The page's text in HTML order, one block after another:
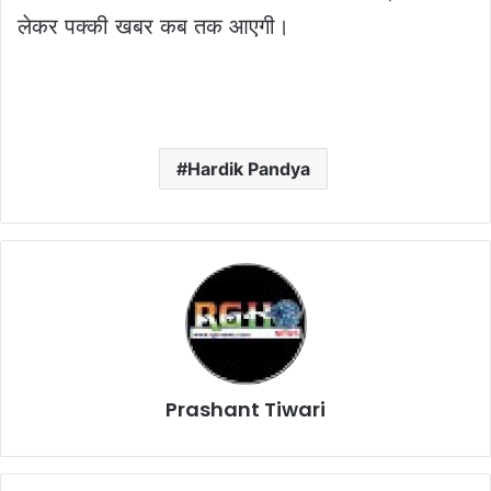
लेकर पक्की खबर कब तक आएगी।
Hardik Pandya
Prashant Tiwari